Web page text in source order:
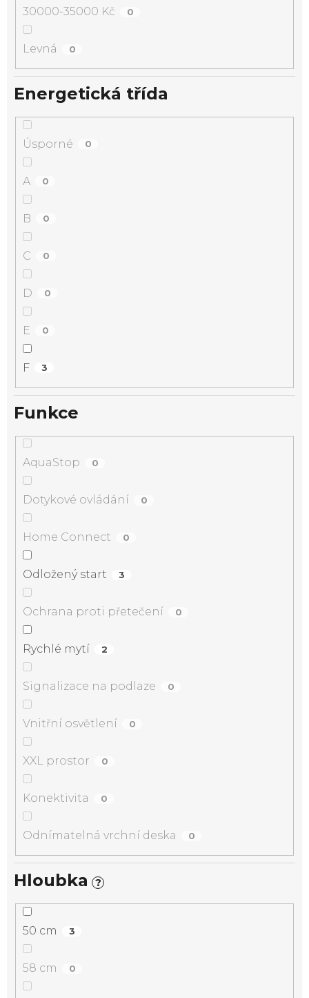
30000-35000 Kč 0
Levná 0
Energetická třída
Úsporné 0
A 0
B 0
C 0
D 0
E 0
F 3
Funkce
AquaStop 0
Dotykové ovládání 0
Home Connect 0
Odložený start 3
Ochrana proti přetečení 0
Rychlé mytí 2
Signalizace na podlaze 0
Vnitřní osvětlení 0
XXL prostor 0
Konektivita 0
Odnímatelná vrchní deska 0
Hloubka ?
50 cm 3
58 cm 0